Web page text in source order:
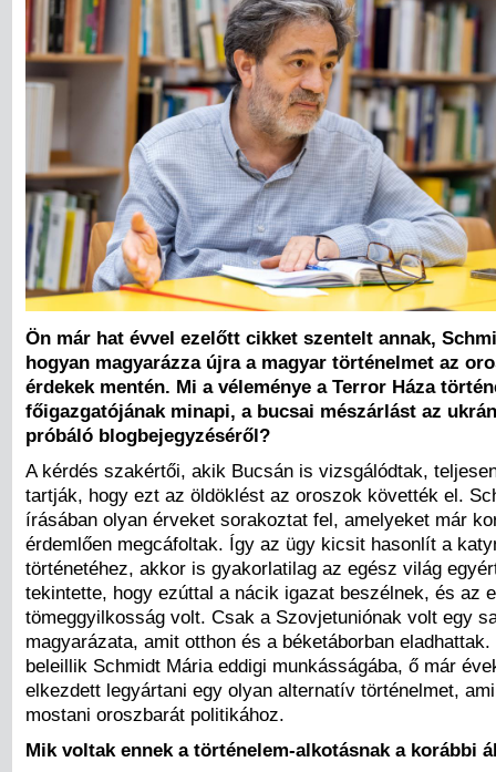
Ön már hat évvel ezelőtt cikket szentelt annak,
hogyan magyarázza újra a magyar történelmet az
érdekek mentén. Mi a véleménye a Terror Háza
főigazgatójának minapi, a bucsai mészárlást az
próbáló blogbejegyzéséről?
A kérdés szakértői, akik Bucsán is vizsgálódtak,
tartják, hogy ezt az öldöklést az oroszok követték el.
írásában olyan érveket sorakoztat fel, amelyeket már
érdemlően megcáfoltak. Így az ügy kicsit hasonlít a
történetéhez, akkor is gyakorlatilag az egész világ
tekintette, hogy ezúttal a nácik igazat beszélnek, és az
tömeggyilkosság volt. Csak a Szovjetuniónak volt egy
magyarázata, amit otthon és a béketáborban
beleillik Schmidt Mária eddigi munkásságába, ő már
elkezdett legyártani egy olyan alternatív történelmet,
mostani oroszbarát politikához.
Mik voltak ennek a történelem-alkotásnak a korábbi